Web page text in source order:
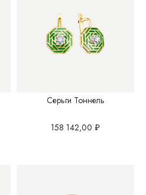
Серьги Тоннель
158 142,00 ₽